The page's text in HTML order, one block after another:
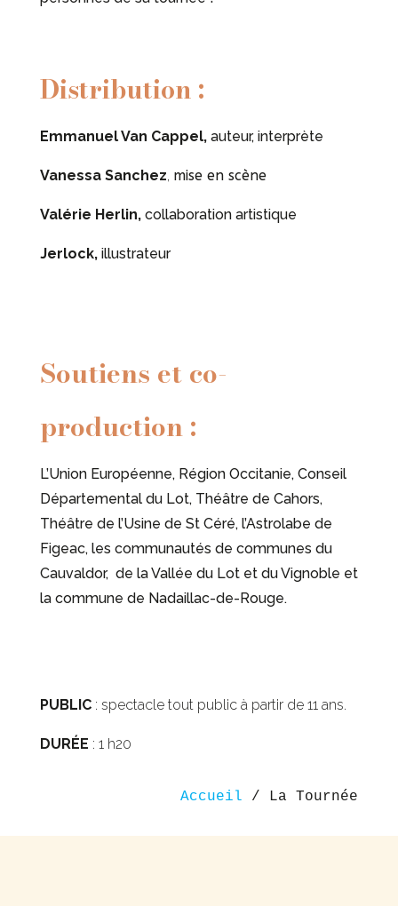
Distribution :
Emmanuel Van Cappel, auteur, interprète
Vanessa Sanchez, mise en scène
Valérie Herlin,collaboration artistique
Jerlock,illustrateur
Soutiens et co-
production :
L’Union Européenne, Région Occitanie, Conseil
Départemental du Lot, Théâtre de Cahors,
Théâtre de l’Usine de St Céré, l’Astrolabe de
Figeac, les communautés de communes du
Cauvaldor, de la Vallée du Lot et du Vignoble et
la commune de Nadaillac-de-Rouge.
PUBLIC: spectacle tout public à partir de 11 ans.
DURÉE : 1 h20
Accueil / La Tournée